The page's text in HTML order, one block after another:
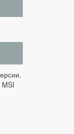
MSI